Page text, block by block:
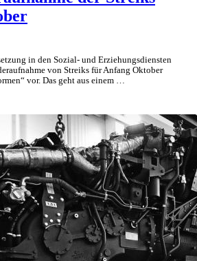
in den Sozial- und Erziehungsdiensten
von Streiks für Anfang Oktober
vor. Das geht aus einem …